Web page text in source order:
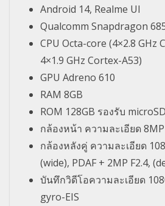
Android 14, Realme UI
Qualcomm Snapdragon
CPU Octa-core (4×2.8 GHz
4×1.9 GHz Cortex-A53)
GPU Adreno 610
RAM 8GB
ROM 128GB รองรับ
กล้องหน้า ความละเอียด 8MP
กล้องหลังคู่ ความละเอียด
(wide), PDAF + 2MP F2.4,
บันทึกวิดีโอความละเอียด
gyro-EIS